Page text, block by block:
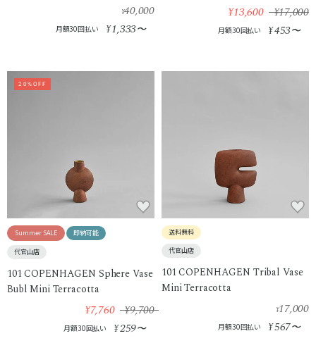
¥40,000
月額30回払い ¥1,333〜
¥13,600 ¥17,000
月額30回払い ¥453〜
20%OFF
Summer SALE 即納可能
代官山店
101 COPENHAGEN Sphere Vase
Bubl Mini Terracotta
¥7,760 ¥9,700
月額30回払い ¥259〜
送料無料
代官山店
101 COPENHAGEN Tribal Vase
Mini Terracotta
¥17,000
月額30回払い ¥567〜